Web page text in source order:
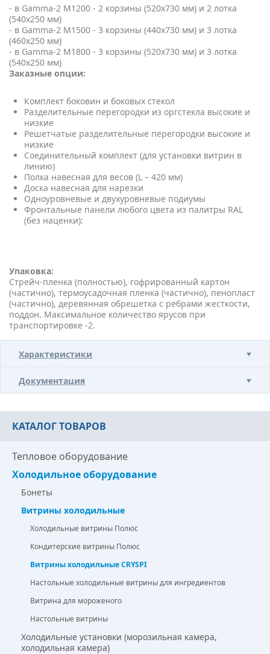
- в Gamma-2 M1200 - 2 корзины (520х730 мм) и 2 лотка
(540х250 мм)
- в Gamma-2 M1500 - 3 корзины (440х730 мм) и 3 лотка
(460х250 мм)
- в Gamma-2 M1800 - 3 корзины (520х730 мм) и 3 лотка
(540х250 мм)
Заказные опции:
Комплект боковин и боковых стекол
Разделительные перегородки из оргстекла высокие и
низкие
Решетчатые разделительные перегородки высокие и
низкие
Соединительный комплект (для установки витрин в
линию)
Полка навесная для весов (L – 420 мм)
Доска навесная для нарезки
Одноуровневые и двухуровневые подиумы
Фронтальные панели любого цвета из палитры RAL
(без наценки):
Упаковка:
Стрейч-пленка (полностью), гофрированный картон
(частично), термоусадочная пленка (частично), пенопласт
(частично), деревянная обрешетка с ребрами жесткости,
поддон. Максимальное количество ярусов при
транспортировке -2.
Характеристики
Документация
КАТАЛОГ ТОВАРОВ
Тепловое оборудование
Холодильное оборудование
Бонеты
Витрины холодильные
Холодильные витрины Полюс
Кондитерские витрины Полюс
Витрины холодильные CRYSPI
Настольные холодильные витрины для ингредиентов
Витрина для мороженого
Настольные витрины
Холодильные установки (морозильная камера,
холодильная камера)